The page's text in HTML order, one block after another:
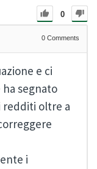
0
0 Comments
e ci
segnato
redditi oltre a
i